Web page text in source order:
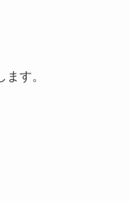
す。